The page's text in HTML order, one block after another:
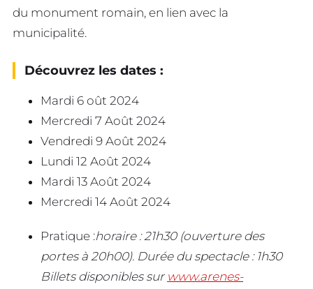
du monument romain, en lien avec la
municipalité.
Découvrez les dates :
Mardi 6 oût 2024
Mercredi 7 Août 2024
Vendredi 9 Août 2024
Lundi 12 Août 2024
Mardi 13 Août 2024
Mercredi 14 Août 2024
Pratique :horaire : 21h30 (ouverture des
portes à 20h00). Durée du spectacle : 1h30
Billets disponibles sur www.arenes-